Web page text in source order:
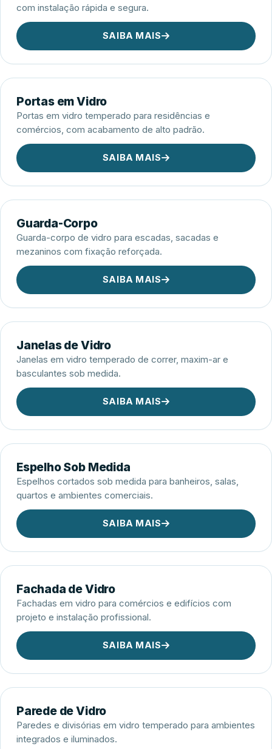
com instalação rápida e segura.
SAIBA MAIS
Portas em Vidro
Portas em vidro temperado para residências e
comércios, com acabamento de alto padrão.
SAIBA MAIS
Guarda-Corpo
Guarda-corpo de vidro para escadas, sacadas e
mezaninos com fixação reforçada.
SAIBA MAIS
Janelas de Vidro
Janelas em vidro temperado de correr, maxim-ar e
basculantes sob medida.
SAIBA MAIS
Espelho Sob Medida
Espelhos cortados sob medida para banheiros, salas,
quartos e ambientes comerciais.
SAIBA MAIS
Fachada de Vidro
Fachadas em vidro para comércios e edifícios com
projeto e instalação profissional.
SAIBA MAIS
Parede de Vidro
Paredes e divisórias em vidro temperado para ambientes
integrados e iluminados.